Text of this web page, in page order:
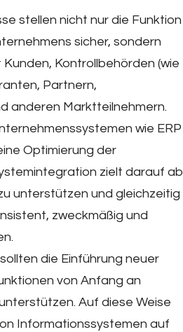
stellen nicht nur die Funktion
sicher, sondern
Kontrollbehörden (wie
Partnern,
anderen Marktteilnehmern.
wie ERP
Optimierung der
zielt darauf
unterstützen und gleichzeitig
zweckmäßig und
die Einführung neuer
von Anfang an
Auf diese Weise
Informationssystemen auf